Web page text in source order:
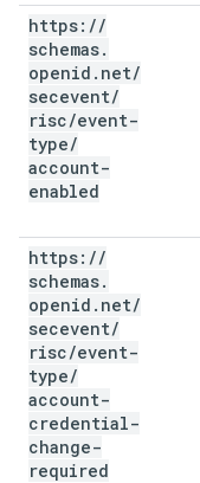
https: //
schemas.
openid . net/
secevent/
risc/event-
type/
account-
enabled
https: //
schemas.
openid . net/
secevent/
risc/event-
type/
account-
credential-
change-
required